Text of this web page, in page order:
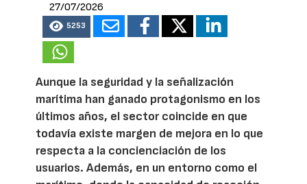
27/07/2026
5253
Aunque la seguridad y la señalización
marítima han ganado protagonismo en los
últimos años, el sector coincide en que
todavía existe margen de mejora en lo que
respecta a la concienciación de los
usuarios. Además, en un entorno como el